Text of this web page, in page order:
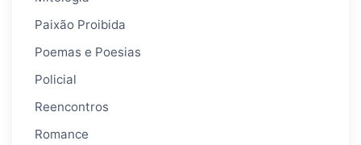
Paixão Proibida
Poemas e Poesias
Policial
Reencontros
Romance